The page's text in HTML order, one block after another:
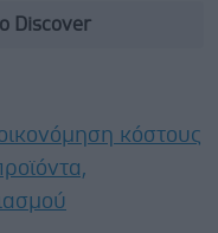
Discover
κόστους